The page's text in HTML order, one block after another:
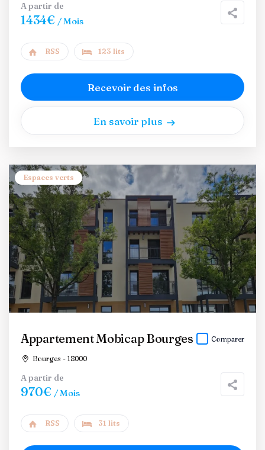
A partir de
1434€ / Mois
RSS 123 lits
Recevoir des infos
En savoir plus
Espaces verts
Appartement Mobicap Bourges
Bourges - 18000
Comparer
A partir de
970€ / Mois
RSS 31 lits